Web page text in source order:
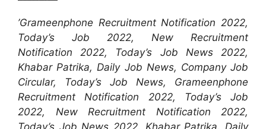
’Grameenphone Recruitment Notification 2022,
Today’s Job 2022, New Recruitment
Notification 2022, Today’s Job News 2022,
Khabar Patrika, Daily Job News, Company Job
Circular, Today’s Job News, Grameenphone
Recruitment Notification 2022, Today’s Job
2022, New Recruitment Notification 2022,
Today’s Job News 2022, Khabar Patrika, Daily